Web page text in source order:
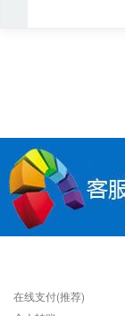
在线支付(推荐)